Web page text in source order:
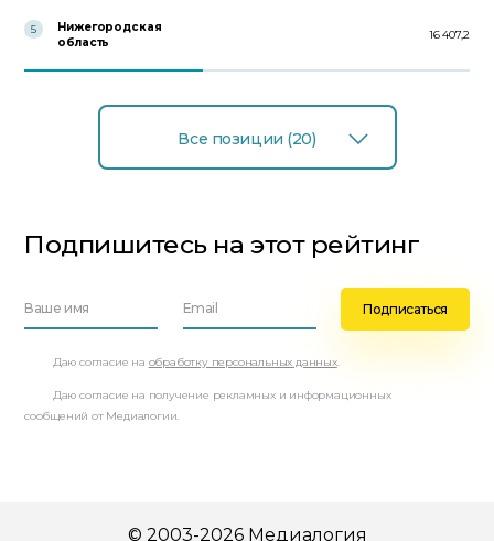
5
Нижегородская
область
16 407,2
Все позиции (20)
Подпишитесь на этот рейтинг
Даю согласие на обработку персональных данных.
Даю согласие на получение рекламных и информационных
сообщений от Медиалогии.
© 2003-2026 Медиалогия